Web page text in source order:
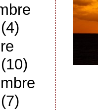
(4)
(10)
(7)